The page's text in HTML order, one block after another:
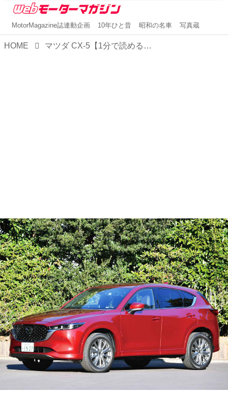
MotorMagazine誌連動企画 10年ひと昔 昭和の名車 写真蔵
HOME マツダ CX-5【1分で読める国産車解説／2023年版】